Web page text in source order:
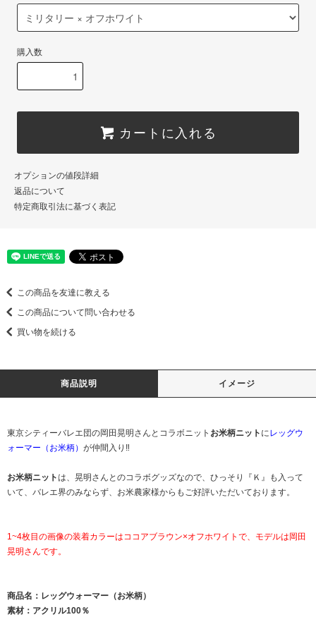
購入数
カートに入れる
オプションの値段詳細
返品について
特定商取引法に基づく表記
この商品を友達に教える
この商品について問い合わせる
買い物を続ける
商品説明 イメージ
東京シティーバレエ団の岡田晃明さんとコラボニット お米柄ニット にレッグウ
ォーマー（お米柄） が仲間入り‼️
お米柄ニットは、晃明さんとのコラボグッズなので、ひっそり『Ｋ』も入って
いて、バレエ界のみならず、お米農家様からもご好評いただいております。
1~4枚目の画像の装着カラーはココアブラウン×オフホワイトで、モデルは岡田
晃明さんです。
商品名：レッグウォーマー（お米柄）
素材：アクリル100％